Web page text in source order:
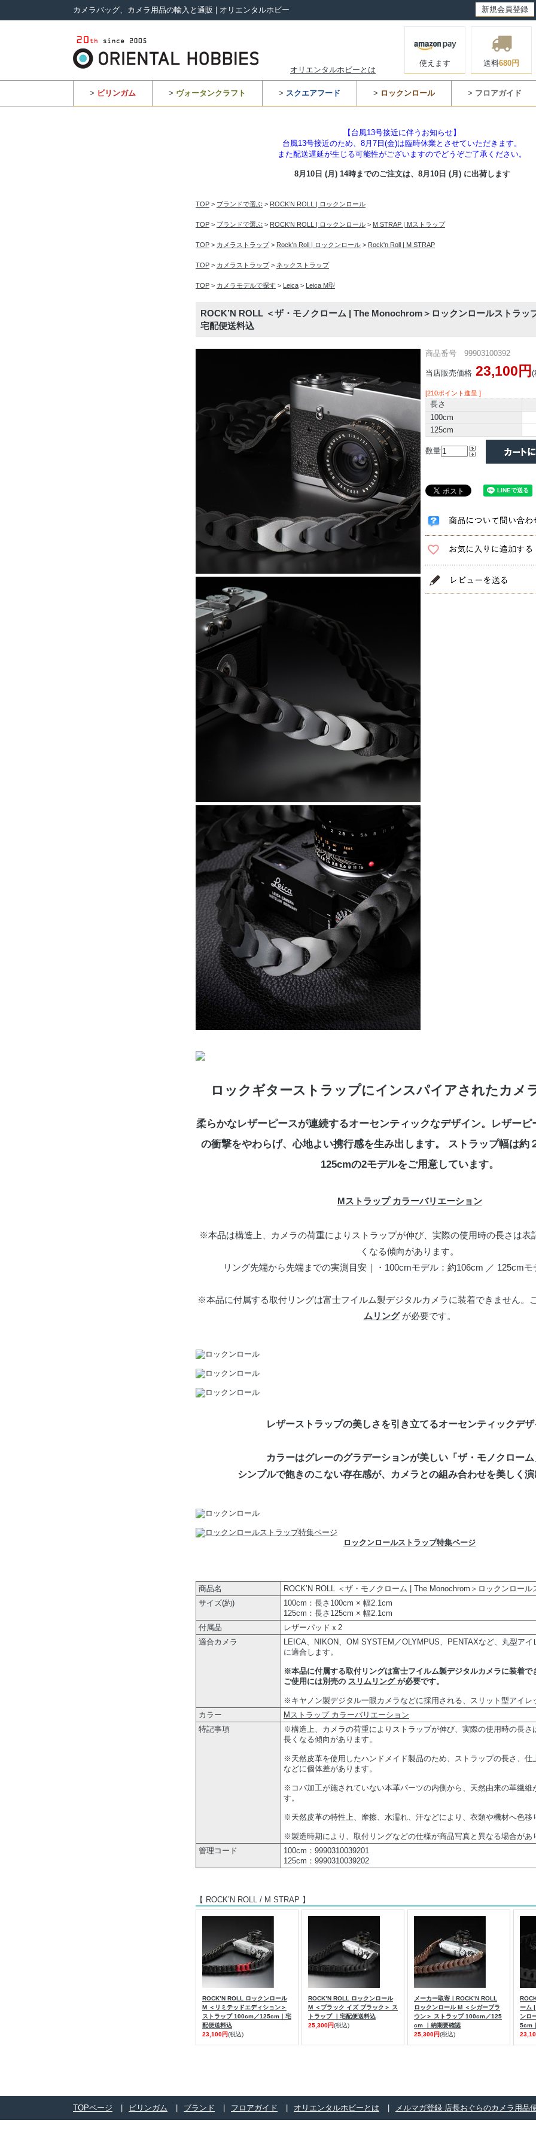
カメラバッグ、カメラ用品の輸入と通販 | オリエンタルホビー 新規会員登録
オリエンタルホビーとは
使えます 送料680円
> ビリンガム > ヴォータンクラフト > スクエアフード > ロックンロール > フロアガイド
【台風13号接近に伴うお知らせ】
台風13号接近のため、8月7日(金)は臨時休業とさせていただきます。
また配送遅延が生じる可能性がございますのでどうぞご了承ください。
8月10日 (月) 14時までのご注文は、 8月10日 (月) に出荷します
TOP > ブランドで選ぶ > ROCK’N ROLL | ロックンロール
TOP > ブランドで選ぶ > ROCK’N ROLL | ロックンロール > M STRAP | Mストラップ
TOP > カメラストラップ> Rock'n Roll | ロックンロール > Rock'n Roll | M STRAP
TOP > カメラストラップ> ネックストラップ
TOP > カメラモデルで探す > Leica > Leica M型
ROCK’N ROLL ＜ザ・モノクローム | The Monochrom＞ロックンロールストラッ
宅配便送料込
商品番号 99903100392
当店販売価格 23,100円(
[210ポイント進呈 ]
長さ
100cm
125cm
数量
ロックギターストラップにインスパイアされたカメ
柔らかなレザーピースが連続するオーセンティックなデザイン。レザーピ
の衝撃をやわらげ、心地よい携行感を生み出します。 ストラップ幅は約
125cmの2モデルをご用意しています。
Mストラップ カラーバリエーション
※本品は構造上、カメラの荷重によりストラップが伸び、実際の使用時の長さは表
くなる傾向があります。
リング先端から先端までの実測目安｜・100cmモデル：約106cm ／ 125cmモ
※本品に付属する取付リングは富士フイルム製デジタルカメラに装着できません。
ムリングが必要です。
レザーストラップの美しさを引き立てるオーセンティックデザ
カラーはグレーのグラデーションが美しい「ザ・モノクローム
シンプルで飽きのこない存在感が、カメラとの組み合わせを美しく演
ロックンロールストラップ特集ページ
商品名
ROCK’N ROLL ＜ザ・モノクローム | The Monochrom＞ロックンロール
サイズ(約)
100cm：長さ100cm × 幅2.1cm
125cm：長さ125cm × 幅2.1cm
付属品
レザーパッドｘ2
適合カメラ
LEICA、NIKON、OM SYSTEM／OLYMPUS、PENTAXなど、丸型アイ
に適合します。
※本品に付属する取付リングは富士フイルム製デジタルカメラに装着で
ご使用には別売の スリムリング が必要です。
※キヤノン製デジタル一眼カメラなどに採用される、スリット型アイレ
カラー
Mストラップ カラーバリエーション
特記事項
※構造上、カメラの荷重によりストラップが伸び、実際の使用時の長さ
長くなる傾向があります。
※天然皮革を使用したハンドメイド製品のため、ストラップの長さ、仕
などに個体差があります。
※コバ加工が施されていない本革パーツの内側から、天然由来の革繊維
す。
※天然皮革の特性上、摩擦、水濡れ、汗などにより、衣類や機材へ色移
※製造時期により、取付リングなどの仕様が商品写真と異なる場合があ
管理コード
100cm：9990310039201
125cm：9990310039202
【 ROCK’N ROLL / M STRAP 】
ROCK’N ROLL ロックンロール
M ＜リミテッドエディション＞
ストラップ 100cm／125cm｜宅
配便送料込
23,100円(税込)
ROCK’N ROLL ロックンロール
M ＜ブラック イズ ブラック＞ ス
トラップ ｜宅配便送料込
25,300円(税込)
メーカー取寄｜ROCK’N ROLL
ロックンロール M ＜シガーブラ
ウン＞ ストラップ 100cm／125
cm ｜納期要確認
25,300円(税込)
ーム
ンロ
5cm
TOPページ ビリンガム ブランド フロアガイド オリエンタルホビーとは メルマガ登録 店長おぐらのカメラ用品